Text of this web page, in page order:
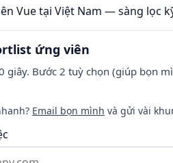
Vuetại Việt Nam — sàng lọc
ứng viên
giây. Bước 2 tuỳ chọn (giúp bọn
Email bọn mình và gửi vài